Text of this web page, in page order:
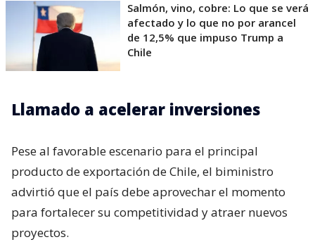
Salmón, vino, cobre: Lo que se verá
afectado y lo que no por arancel
de 12,5% que impuso Trump a
Chile
Llamado a acelerar inversiones
Pese al favorable escenario para el principal
producto de exportación de Chile, el biministro
advirtió que el país debe aprovechar el momento
para fortalecer su competitividad y atraer nuevos
proyectos.